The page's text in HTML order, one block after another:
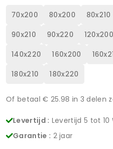
70x200 80x200 80x210
90x210
90x220 120x200
140x220
160x200
180x210
180x220
Of betaal € 25.98 in 3 delen
Levertijd : Levertijd 5 tot 10
Garantie : 2 jaar